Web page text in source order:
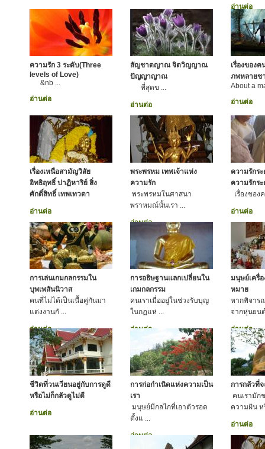
อ่านต่อ
ความรัก 3 ระดับ(Three
levels of Love)
&nb ...
อ่านต่อ
สัญชาตญาณ จิตวิญญาณ
ปัญญาญาณ
ที่สุดข ...
อ่านต่อ
เรื่องของ
ภพหลายช
About a
อ่านต่อ
เรื่องเหนือสามัญวิสัย
อิทธิฤทธิ์ ปาฏิหาริย์ สิ่ง
ศักดิ์สิทธิ์ เทพเทวดา
อ่านต่อ
พระพรหม เทพเจ้าแห่ง
ความรัก
พระพรหมในศาสนา
พราหมณ์นั้นเรา ...
อ่านต่อ
ความรักร
ความรักร
เรื่องของ
อ่านต่อ
การเล่นเกมกลกรรมใน
บุพเพสันนิวาส
คนที่ไม่ได้เป็นเนื้อคู่กันมา
แต่งงานกั ...
อ่านต่อ
การอธิษฐานแลกเปลี่ยนใน
เกมกลกรรม
คนเราเมื่ออยู่ในช่วงรับบุญ
ในกฏแห่ ...
อ่านต่อ
มนุษย์เครื่
หมาย
หากพิจาร
จากหุ่นยน
อ่านต่อ
ชีวิตที่วนเวียนอยู่กับการดูดี
หรือไม่ก็กลัวดูไม่ดี
อ่านต่อ
การก่อกำเนิดแห่งความเป็น
เรา
มนุษย์มีกลไกที่เอาตัวรอด
ตั้งแ ...
อ่านต่อ
การกลัวที่จ
คนเรามัก
ความฝัน ห
อ่านต่อ